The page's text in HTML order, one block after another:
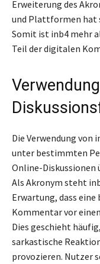
Erweiterung des
und Plattformen hat
Somit ist inb4 mehr
Teil der digitalen
Die Verwendung von
unter bestimmten
Online-Diskussionen
Als Akronym steht
Erwartung, dass
Kommentar vor
Dies geschieht
sarkastische
provozieren. Nutzer